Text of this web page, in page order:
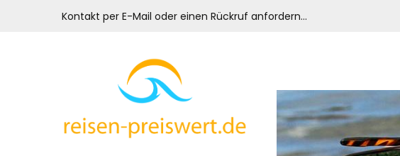
Kontakt per E-Mail oder einen Rückruf anfordern…